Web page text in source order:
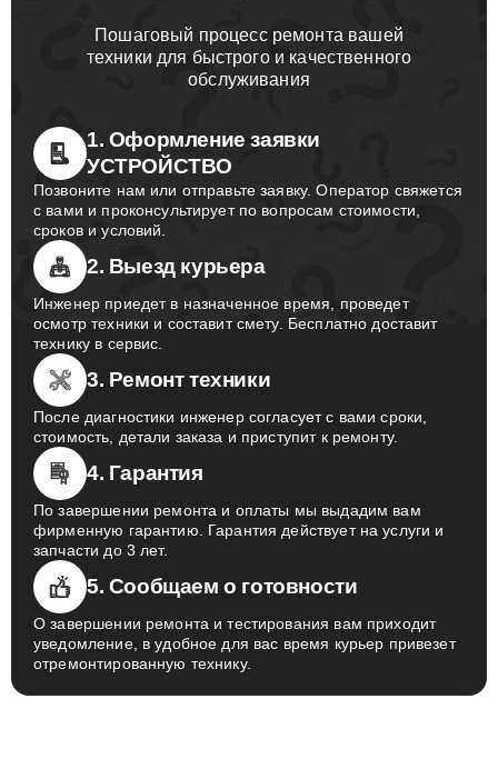
Пошаговый процесс ремонта вашей
техники для быстрого и качественного
обслуживания
1. Оформление заявки
УСТРОЙСТВО
Позвоните нам или отправьте заявку. Оператор свяжется
с вами и проконсультирует по вопросам стоимости,
сроков и условий.
2. Выезд курьера
Инженер приедет в назначенное время, проведет
осмотр техники и составит смету. Бесплатно доставит
технику в сервис.
3. Ремонт техники
После диагностики инженер согласует с вами сроки,
стоимость, детали заказа и приступит к ремонту.
4. Гарантия
По завершении ремонта и оплаты мы выдадим вам
фирменную гарантию. Гарантия действует на услуги и
запчасти до 3 лет.
5. Сообщаем о готовности
О завершении ремонта и тестирования вам приходит
уведомление, в удобное для вас время курьер привезет
отремонтированную технику.